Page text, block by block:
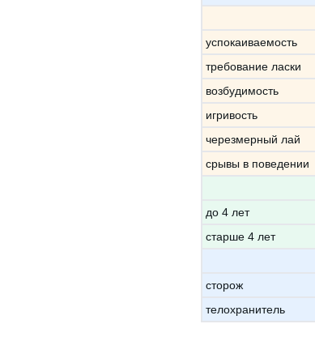
успокаиваемость
требование ласки
возбудимость
игривость
черезмерный лай
срывы в поведении
до 4 лет
старше 4 лет
сторож
телохранитель